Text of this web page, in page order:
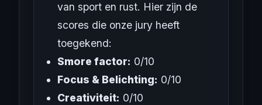
van sport en rust. Hier zijn de
scores die onze jury heeft
toegekend:
Smore factor: 0/10
Focus & Belichting: 0/10
Creativiteit: 0/10